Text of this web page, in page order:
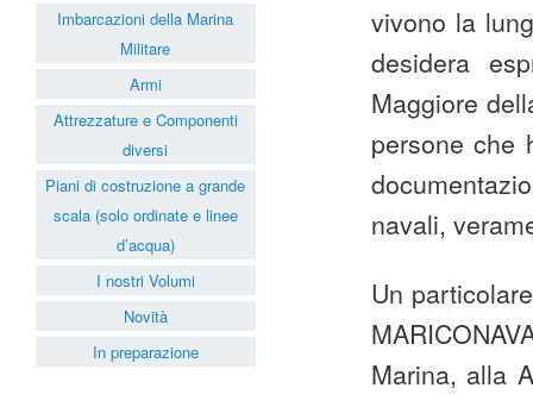
vivono la
desidera
Maggiore
persone che
navali,
Un
Marina, alla
Imbarcazioni della Marina
Militare
Armi
Attrezzature e Componenti
diversi
Piani di costruzione a grande
scala (solo ordinate e linee
d’acqua)
I nostri Volumi
Novità
In preparazione